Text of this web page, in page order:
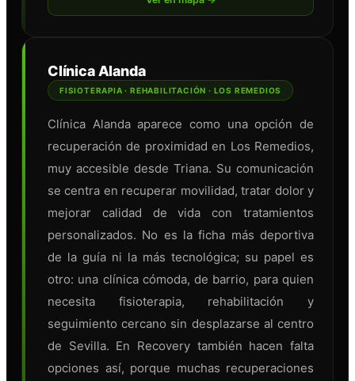
Clínica Alanda
FISIOTERAPIA · REHABILITACIÓN · LOS REMEDIOS
Clínica Alanda aparece como una opción de
recuperación de proximidad en Los Remedios,
muy accesible desde Triana. Su comunicación
se centra en recuperar movilidad, tratar dolor y
mejorar calidad de vida con tratamientos
personalizados. No es la ficha más deportiva
de la guía ni la más tecnológica; su papel es
otro: una clínica cómoda, de barrio, para quien
necesita fisioterapia, rehabilitación y
seguimiento cercano sin desplazarse al centro
de Sevilla. En Recovery también hacen falta
opciones así, porque muchas recuperaciones